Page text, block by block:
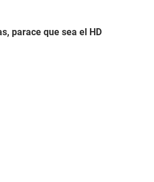
parace que sea el HD